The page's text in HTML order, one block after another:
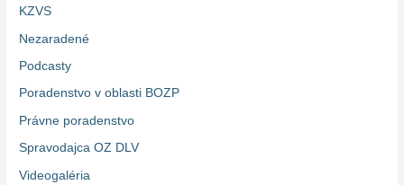
KZVS
Nezaradené
Podcasty
Poradenstvo v oblasti BOZP
Právne poradenstvo
Spravodajca OZ DLV
Videogaléria